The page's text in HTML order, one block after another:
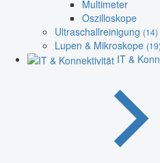
Multimeter
Oszilloskope
Ultraschallreinigung (14)
Lupen & Mikroskope (19)
IT &